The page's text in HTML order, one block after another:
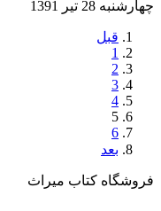
چهارشنبه 28 تیر 1391
قبل
1
2
3
4
5
6
بعد
فروشگاه کتاب میراث